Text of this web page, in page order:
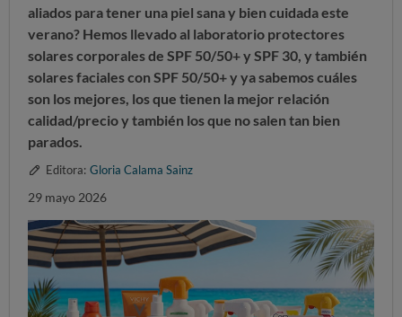
aliados para tener una piel sana y bien cuidada este
verano? Hemos llevado al laboratorio protectores
solares corporales de SPF 50/50+ y SPF 30, y también
solares faciales con SPF 50/50+ y ya sabemos cuáles
son los mejores, los que tienen la mejor relación
calidad/precio y también los que no salen tan bien
parados.
Editora: Gloria Calama Sainz
29 mayo 2026